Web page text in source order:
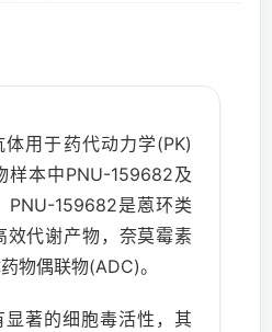
用于药代动力学(PK)
样本中PNU-159682及
PNU-159682是蒽环类
效代谢产物，奈莫霉素
物偶联物(ADC)。
著的细胞毒活性，其